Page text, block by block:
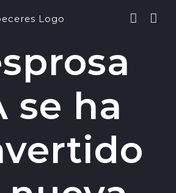
se ha